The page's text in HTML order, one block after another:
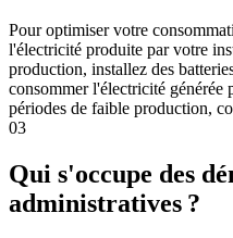
Pour optimiser votre
l'électricité produite par votre
production, installez des
consommer l'électricité générée
périodes de faible production,
03
Qui s'occupe des
administratives ?